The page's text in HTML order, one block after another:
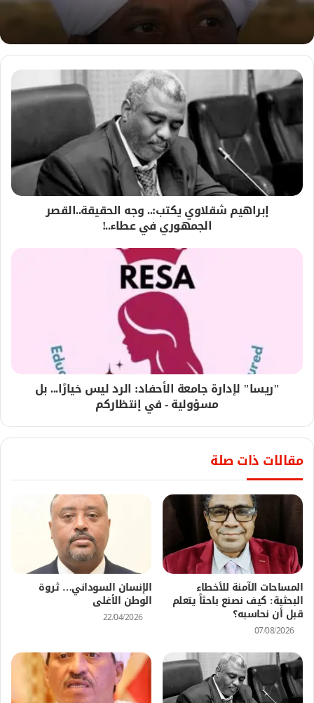
ب
إبراهيم شقلاوي يكتب:.. وجه الحقيقة..القصر
الجمهوري في عطاء..!
"ريسا" لإدارة جامعة الأحفاد: الرد ليس خيارًا... بل
مسؤولية - في إنتظاركم
مقالات ذات صلة
المساحات الآمنة للأخطاء
البحثية: كيف نصنع باحثاً يتعلم
قبل أن نحاسبه؟
07/08/2026
الإنسان السوداني… ثروة
الوطن الأغلى
22/04/2026